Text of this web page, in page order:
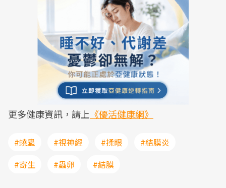
更多健康資訊，請上 《優活健康網》
#蟯蟲 #視神經 #揉眼
#結膜炎
#寄生
#蟲卵 #結膜